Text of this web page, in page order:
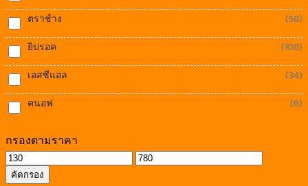
ตราช้าง
(58)
ยิปรอค
(108)
เอสซีแอล
(34)
คนอฟ
(6)
กรองตามราคา
ราคา
ต่ำ
ราคา
คัดกรอง